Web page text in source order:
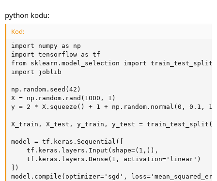
python kodu:
Kod:
import numpy as np
import tensorflow as tf
from sklearn.model_selection import train_test_split
import joblib
np.random.seed(42)
X = np.random.rand(1000, 1)
y = 2 * X.squeeze() + 1 + np.random.normal(0, 0.1,
X_train, X_test, y_train, y_test = train_test_split(X,
model = tf.keras.Sequential([
    tf.keras.layers.Input(shape=(1,)),
    tf.keras.layers.Dense(1, activation='linear')
])
model.compile(optimizer='sgd',